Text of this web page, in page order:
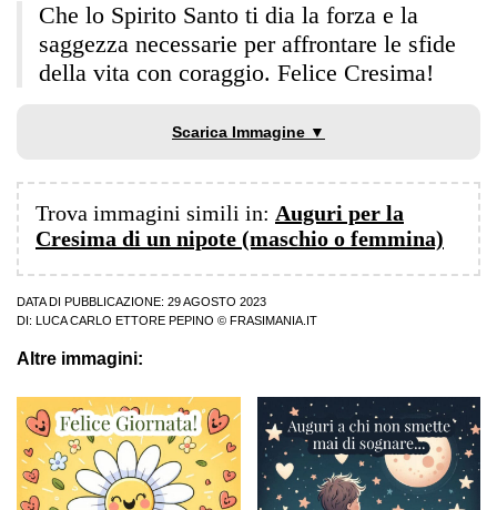
Che lo Spirito Santo ti dia la forza e la
saggezza necessarie per affrontare le sfide
della vita con coraggio. Felice Cresima!
Scarica Immagine ▼
Trova immagini simili in: Auguri per la
Cresima di un nipote (maschio o femmina)
DATA DI PUBBLICAZIONE: 29 AGOSTO 2023
DI:
LUCA CARLO ETTORE PEPINO © FRASIMANIA.IT
Altre immagini: